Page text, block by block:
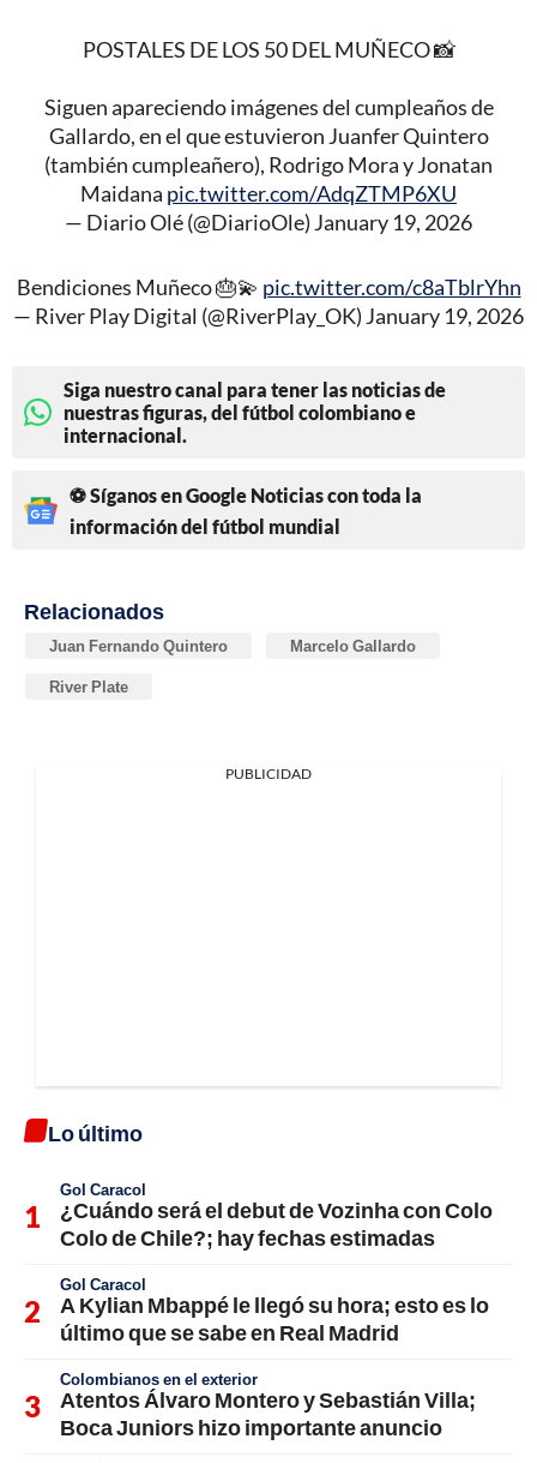
POSTALES DE LOS 50 DEL MUÑECO 📸
Siguen apareciendo imágenes del cumpleaños de
Gallardo, en el que estuvieron Juanfer Quintero
(también cumpleañero), Rodrigo Mora y Jonatan
Maidana pic.twitter.com/AdqZTMP6XU
— Diario Olé (@DiarioOle) January 19, 2026
Bendiciones Muñeco 🎂💫 pic.twitter.com/c8aTblrYhn
— River Play Digital (@RiverPlay_OK) January 19, 2026
Siga nuestro canal para tener las noticias de
nuestras figuras, del fútbol colombiano e
internacional.
⚽ Síganos en Google Noticias con toda la
información del fútbol mundial
Relacionados
Juan Fernando Quintero Marcelo Gallardo
River Plate
PUBLICIDAD
Lo último
Gol Caracol
¿Cuándo será el debut de Vozinha con Colo
Colo de Chile?; hay fechas estimadas
Gol Caracol
A Kylian Mbappé le llegó su hora; esto es lo
último que se sabe en Real Madrid
Colombianos en el exterior
Atentos Álvaro Montero y Sebastián Villa;
Boca Juniors hizo importante anuncio